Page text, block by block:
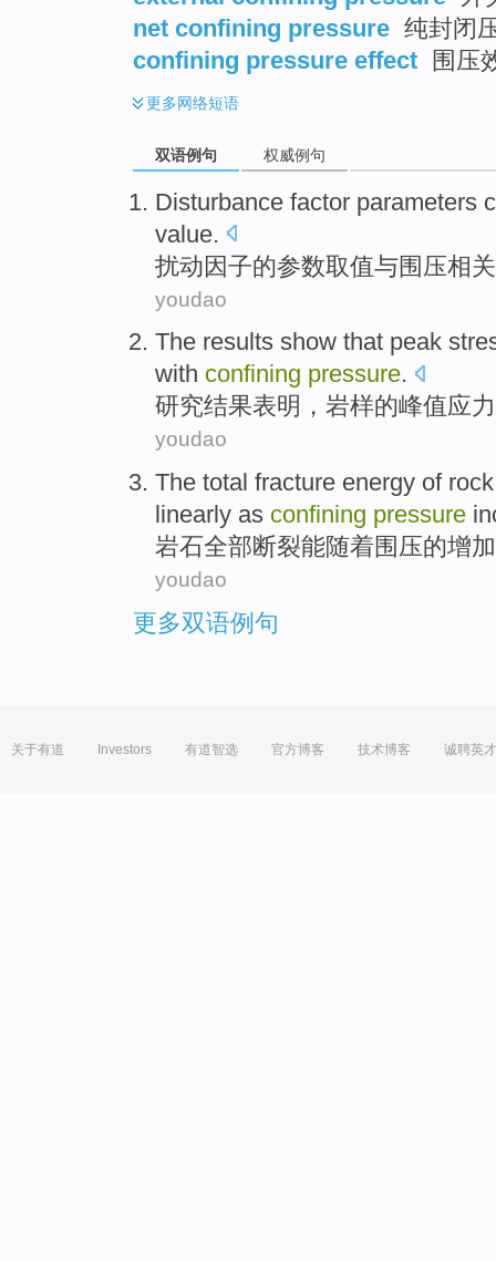
net confining pressure 纯封闭
confining pressure effect
围压
更多网络短语
双语例句 权威例句
Disturbance factor parameters
value.
扰动因子的参数取值与围压相
youdao
The results show that peak
with confining pressure.
研究结果表明 ， 岩样的峰值应力
youdao
The total fracture energy of rock
linearly as confining pressure
岩石全部断裂能随着围 压的增加
youdao
更多双语例句
关于有道 Investors 有道智选 官方博客 技术博客 诚聘英才